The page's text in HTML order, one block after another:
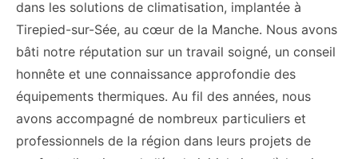
dans les solutions de climatisation, implantée à
Tirepied-sur-Sée, au cœur de la Manche. Nous avons
bâti notre réputation sur un travail soigné, un conseil
honnête et une connaissance approfondie des
équipements thermiques. Au fil des années, nous
avons accompagné de nombreux particuliers et
professionnels de la région dans leurs projets de